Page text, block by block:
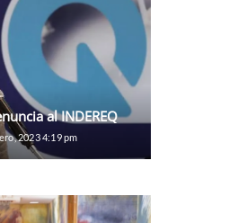
al INDEREQ
2023 4:19 pm